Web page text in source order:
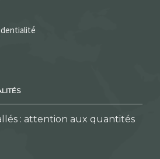
: attention aux quantités